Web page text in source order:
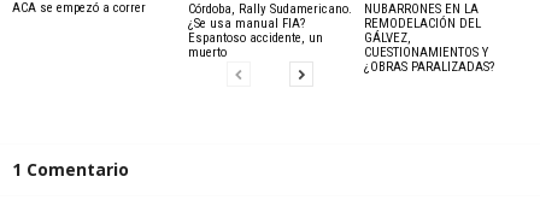
ACA se empezó a correr
Córdoba, Rally Sudamericano.
¿Se usa manual FIA?
Espantoso accidente, un
muerto
NUBARRONES EN LA
REMODELACIÓN DEL
GÁLVEZ,
CUESTIONAMIENTOS Y
¿OBRAS PARALIZADAS?
1 Comentario